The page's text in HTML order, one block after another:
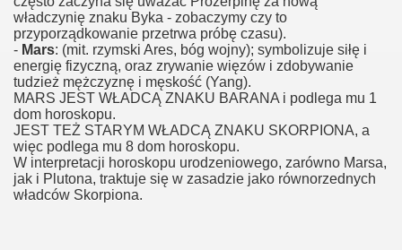
władczynię znaku Byka - zobaczymy czy to
przyporządkowanie przetrwa próbę czasu).
- Mars: (mit. rzymski Ares, bóg wojny); symbolizuje siłę i
energię fizyczną, oraz zrywanie więzów i zdobywanie
tudzież mężczyznę i męskość (Yang).
MARS JEST WŁADCĄ ZNAKU BARANA i podlega mu 1
dom horoskopu.
JEST TEŻ STARYM WŁADCĄ ZNAKU SKORPIONA, a
więc podlega mu 8 dom horoskopu.
W interpretacji horoskopu urodzeniowego, zarówno Marsa,
jak i Plutona, traktuje się w zasadzie jako równorzednych
władców Skorpiona.